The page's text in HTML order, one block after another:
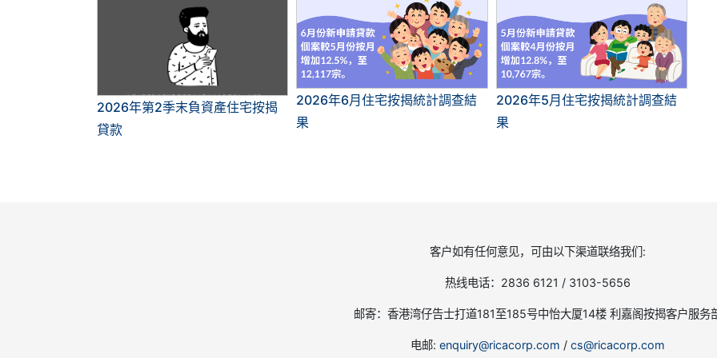
2026年第2季末負資產住宅按揭
貸款
2026年6月住宅按揭統計調查結
果
2026年5月住宅按揭統計調查結
果
客户如有任何意见，可由以下渠道联络我们:
热线电话：2836 6121 / 3103-5656
邮寄：香港湾仔告士打道181至185号中怡大厦14楼 利嘉阁按揭客户服务
电邮: enquiry@ricacorp.com / cs@ricacorp.com